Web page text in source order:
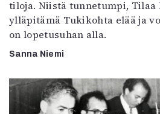
tiloja. Niistä tunnetumpi,
ylläpitämä Tukikohta elää ja
on lopetusuhan alla.
Sanna Niemi